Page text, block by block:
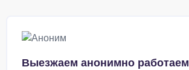
Выезжаем анонимно работаем